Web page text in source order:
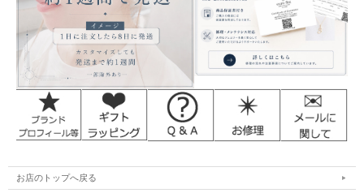
お店のトップへ戻る